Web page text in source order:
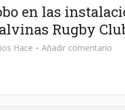
en las
Rugby
Hace Añadir comentario